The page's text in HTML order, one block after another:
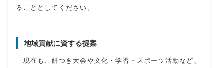
ることとしてください。
地域貢献に資する提案
現在も、餅つき大会や文化・学習・スポーツ活動など、